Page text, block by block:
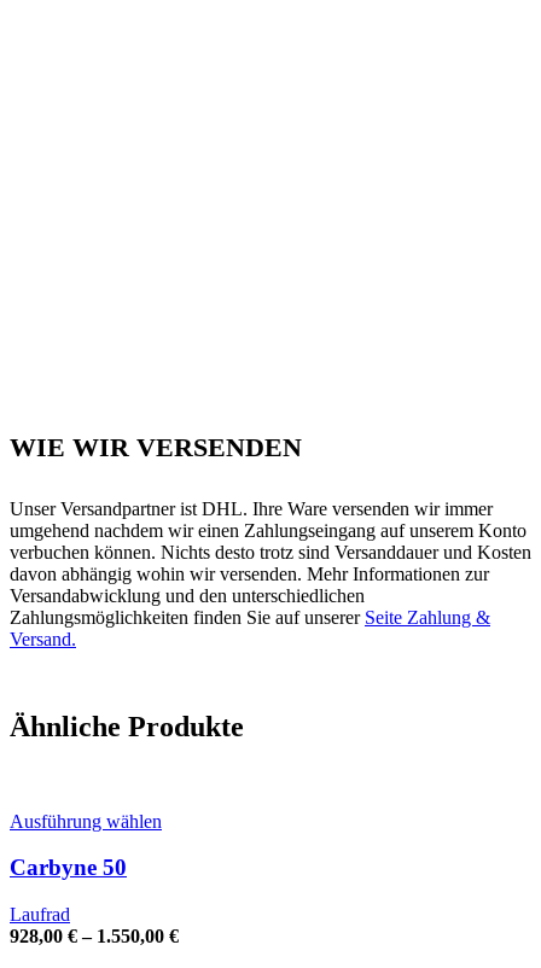
WIE WIR VERSENDEN
Unser Versandpartner ist DHL. Ihre Ware versenden wir immer
umgehend nachdem wir einen Zahlungseingang auf unserem Konto
verbuchen können. Nichts desto trotz sind Versanddauer und Kosten
davon abhängig wohin wir versenden. Mehr Informationen zur
Versandabwicklung und den unterschiedlichen
Zahlungsmöglichkeiten finden Sie auf unserer Seite Zahlung &
Versand.
Ähnliche Produkte
Ausführung wählen
auf.
Carbyne 50
Laufrad
928,00 €– 1.550,00 €